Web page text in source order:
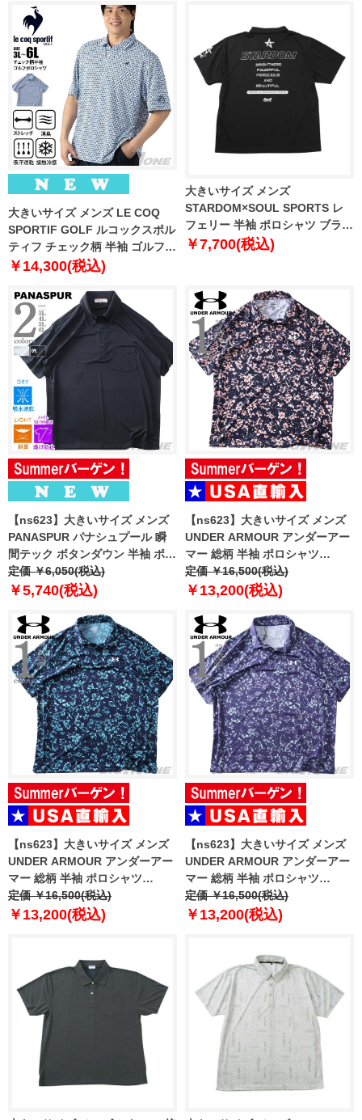
大きいサイズ メンズ LE COQ
SPORTIF GOLF ルコックスポル
ティフ チェック柄 半袖 ゴルフ
ポロシャツ ストレッチ 消臭 接触
作 lg6shsb6m 【fre】
￥14,300(税込)
大きいサイズ メンズ
STARDOM×SOUL SPORTS レ
フェリー 半袖 ポロシャツ ブラッ
ク 1278-6593-1 3L 4L 5L 6L
￥7,700(税込)
【ns623】大きいサイズ メンズ
PANASPUR パナシュプール 瞬
間テック ボタンダウン 半袖 ポロ
シャツ 軽量 ドライタッチ 春夏新
作 6403-731z
定価 ￥6,050(税込)
￥5,740(税込)
【ns623】大きいサイズ メンズ
UNDER ARMOUR アンダーアー
マー 総柄 半袖 ポロシャツ
MATCHPLAY PRINTED POLO
USA直輸入 6009800-410
定価 ￥16,500(税込)
￥13,200(税込)
【ns623】大きいサイズ メンズ
UNDER ARMOUR アンダーアー
マー 総柄 半袖 ポロシャツ
MATCHPLAY PRINTED POLO
USA直輸入 6009800-411
定価 ￥16,500(税込)
￥13,200(税込)
【ns623】大きいサイズ メンズ
UNDER ARMOUR アンダーアー
マー 総柄 半袖 ポロシャツ
MATCHPLAY PRINTED POLO
USA直輸入 6009800-520
定価 ￥16,500(税込)
￥13,200(税込)